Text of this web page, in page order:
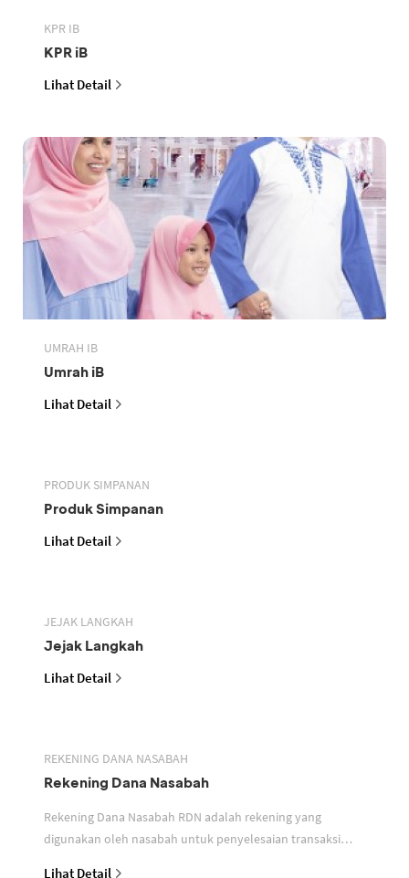
KPR IB
KPR iB
Lihat Detail
UMRAH IB
Umrah iB
Lihat Detail
PRODUK SIMPANAN
Produk Simpanan
Lihat Detail
JEJAK LANGKAH
Jejak Langkah
Lihat Detail
REKENING DANA NASABAH
Rekening Dana Nasabah
Rekening Dana Nasabah RDN adalah rekening yang
digunakan oleh nasabah untuk penyelesaian transaksi
Lihat Detail